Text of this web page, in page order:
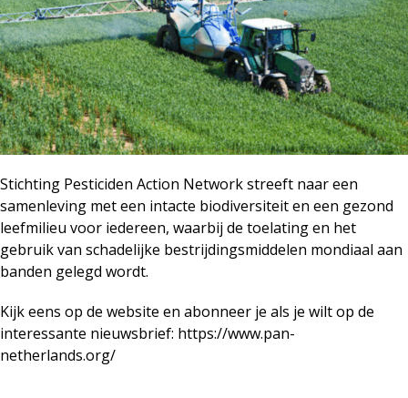
Stichting Pesticiden Action Network streeft naar een
samenleving met een intacte biodiversiteit en een gezond
leefmilieu voor iedereen, waarbij de toelating en het
gebruik van schadelijke bestrijdingsmiddelen mondiaal aan
banden gelegd wordt.
Kijk eens op de website en abonneer je als je wilt op de
interessante nieuwsbrief: https://www.pan-
netherlands.org/